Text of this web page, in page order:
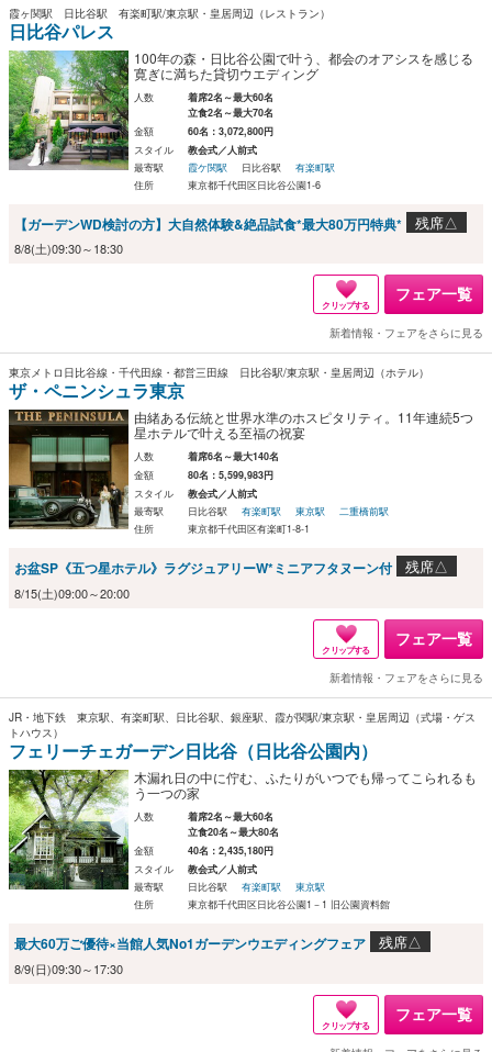
霞ヶ関駅 日比谷駅 有楽町駅/東京駅・皇居周辺（レストラン）
日比谷パレス
100年の森・日比谷公園で叶う、都会のオアシスを感じる
寛ぎに満ちた貸切ウエディング
人数
着席2名～最大60名
立食2名～最大70名
金額
60名：3,072,800円
スタイル
教会式／人前式
最寄駅
霞ケ関駅 日比谷駅
有楽町駅
住所
東京都千代田区日比谷公園1-6
【ガーデンWD検討の方】大自然体験&絶品試食*最大80万円特典* 残席△
8/8(土)09:30～18:30
クリップする
フェア一覧
新着情報・フェアをさらに見る
東京メトロ日比谷線・千代田線・都営三田線 日比谷駅/東京駅・皇居周辺（ホテル）
ザ・ペニンシュラ東京
由緒ある伝統と世界水準のホスピタリティ。11年連続5つ
星ホテルで叶える至福の祝宴
人数
着席6名～最大140名
金額
80名：5,599,983円
スタイル
教会式／人前式
最寄駅
日比谷駅 有楽町駅 東京駅
二重橋前駅
住所
東京都千代田区有楽町1-8-1
お盆SP《五つ星ホテル》ラグジュアリーW*ミニアフタヌーン付 残席△
8/15(土)09:00～20:00
クリップする
フェア一覧
新着情報・フェアをさらに見る
JR・地下鉄 東京駅、有楽町駅、日比谷駅、銀座駅、霞が関駅/東京駅・皇居周辺（式場・ゲス
トハウス）
フェリーチェガーデン日比谷（日比谷公園内）
木漏れ日の中に佇む、ふたりがいつでも帰ってこられるも
う一つの家
人数
着席2名～最大60名
立食20名～最大80名
金額
40名：2,435,180円
スタイル
教会式／人前式
最寄駅
日比谷駅 有楽町駅
東京駅
住所
東京都千代田区日比谷公園1－1 旧公園資料館
最大60万ご優待×当館人気No1ガーデンウエディングフェア 残席△
8/9(日)09:30～17:30
クリップする
フェア一覧